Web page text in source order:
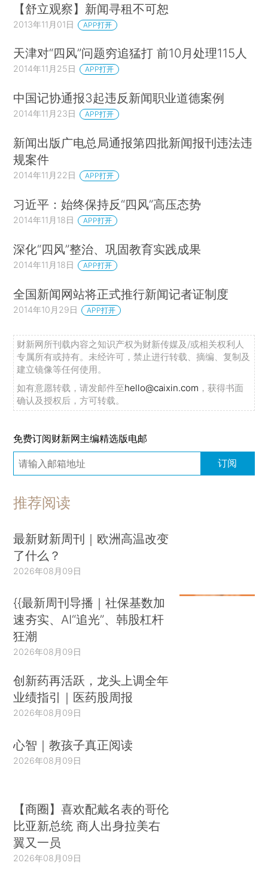
【舒立观察】新闻寻租不可恕
2013年11月01日 APP打开
天津对“四风”问题穷追猛打 前10月处理115人
2014年11月25日 APP打开
中国记协通报3起违反新闻职业道德案例
2014年11月23日 APP打开
新闻出版广电总局通报第四批新闻报刊违法违
规案件
2014年11月22日 APP打开
习近平：始终保持反“四风”高压态势
2014年11月18日 APP打开
深化“四风”整治、巩固教育实践成果
2014年11月18日 APP打开
全国新闻网站将正式推行新闻记者证制度
2014年10月29日 APP打开
财新网所刊载内容之知识产权为财新传媒及/或相关权利人
专属所有或持有。未经许可，禁止进行转载、摘编、复制及
建立镜像等任何使用。
如有意愿转载，请发邮件至hello@caixin.com ，获得书面
确认及授权后，方可转载。
免费订阅财新网主编精选版电邮
订阅
推荐阅读
最新财新周刊｜欧洲高温改变
了什么？
2026年08月09日
{{最新周刊导播｜社保基数加
速夯实、AI“追光”、韩股杠杆
狂潮
2026年08月09日
创新药再活跃，龙头上调全年
业绩指引｜医药股周报
2026年08月09日
心智｜教孩子真正阅读
2026年08月09日
【商圈】喜欢配戴名表的哥伦
比亚新总统 商人出身拉美右
翼又一员
2026年08月09日